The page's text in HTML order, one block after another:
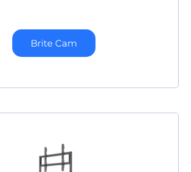
Brite Cam